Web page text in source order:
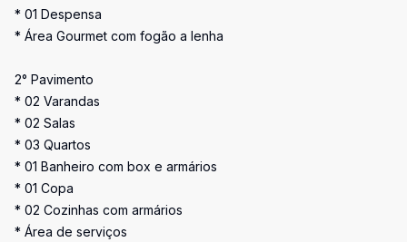
* 01 Despensa
* Área Gourmet com fogão a lenha
2° Pavimento
* 02 Varandas
* 02 Salas
* 03 Quartos
* 01 Banheiro com box e armários
* 01 Copa
* 02 Cozinhas com armários
* Área de serviços